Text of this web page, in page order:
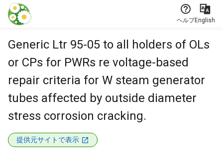
本文に飛ぶ
ヘルプEnglish
Generic Ltr 95-05 to all holders of OLs
or CPs for PWRs re voltage-based
repair criteria for W steam generator
tubes affected by outside diameter
stress corrosion cracking.
提供元サイトで表示